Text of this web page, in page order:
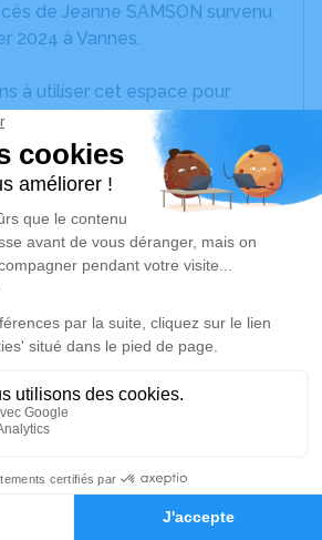
Hommages
de Jeanne SAMSON survenu
2024 à Vannes.
à utiliser cet espace pour
partager des photos
ou exprimer vos pensées
ou des textes. Cet endroit
dédié à honorer la
SAMSON.
d’arbre hommage est